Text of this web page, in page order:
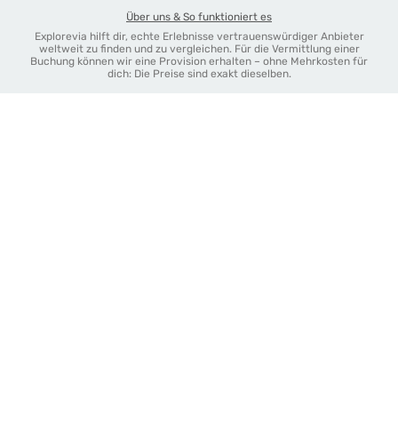
Über uns & So funktioniert es
Explorevia hilft dir, echte Erlebnisse vertrauenswürdiger Anbieter
weltweit zu finden und zu vergleichen. Für die Vermittlung einer
Buchung können wir eine Provision erhalten – ohne Mehrkosten für
dich: Die Preise sind exakt dieselben.